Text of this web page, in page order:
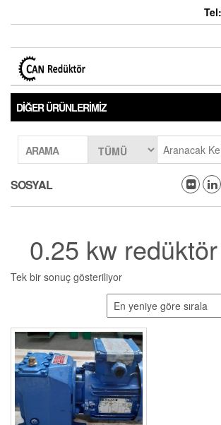
DIĞER ÜRÜNLERIMIZ
ARAMA
SOSYAL
0.25 kw redüktör
Tek bir sonuç gösteriliyor